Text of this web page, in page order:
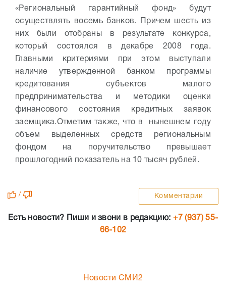
«Региональный гарантийный фонд» будут
осуществлять восемь банков. Причем шесть из
них были отобраны в результате конкурса,
который состоялся в декабре 2008 года.
Главными критериями при этом выступали
наличие утвержденной банком программы
кредитования субъектов малого
предпринимательства и методики оценки
финансового состояния кредитных заявок
заемщика.Отметим также, что в нынешнем году
объем выделенных средств региональным
фондом на поручительство превышает
прошлогодний показатель на 10 тысяч рублей.
/ Комментарии
Есть новости? Пиши и звони в редакцию: +7 (937) 55-
66-102
Новости СМИ2